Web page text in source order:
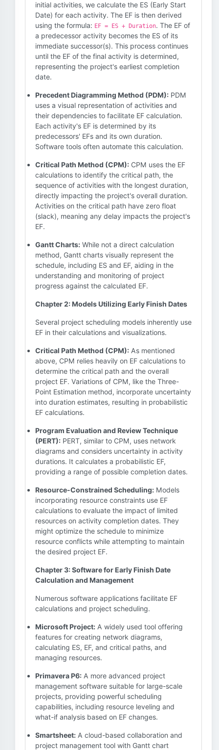
initial activities, we calculate the ES (Early Start
Date) for each activity. The EF is then derived
using the formula: EF = ES + Duration. The EF of
a predecessor activity becomes the ES of its
immediate successor(s). This process continues
until the EF of the final activity is determined,
representing the project's earliest completion
date.
Precedent Diagramming Method (PDM): PDM
uses a visual representation of activities and
their dependencies to facilitate EF calculation.
Each activity's EF is determined by its
predecessors' EFs and its own duration.
Software tools often automate this calculation.
Critical Path Method (CPM): CPM uses the EF
calculations to identify the critical path, the
sequence of activities with the longest duration,
directly impacting the project's overall duration.
Activities on the critical path have zero float
(slack), meaning any delay impacts the project's
EF.
Gantt Charts: While not a direct calculation
method, Gantt charts visually represent the
schedule, including ES and EF, aiding in the
understanding and monitoring of project
progress against the calculated EF.
Chapter 2: Models Utilizing Early Finish Dates
Several project scheduling models inherently use
EF in their calculations and visualizations.
Critical Path Method (CPM): As mentioned
above, CPM relies heavily on EF calculations to
determine the critical path and the overall
project EF. Variations of CPM, like the Three-
Point Estimation method, incorporate uncertainty
into duration estimates, resulting in probabilistic
EF calculations.
Program Evaluation and Review Technique
(PERT): PERT, similar to CPM, uses network
diagrams and considers uncertainty in activity
durations. It calculates a probabilistic EF,
providing a range of possible completion dates.
Resource-Constrained Scheduling: Models
incorporating resource constraints use EF
calculations to evaluate the impact of limited
resources on activity completion dates. They
might optimize the schedule to minimize
resource conflicts while attempting to maintain
the desired project EF.
Chapter 3: Software for Early Finish Date
Calculation and Management
Numerous software applications facilitate EF
calculations and project scheduling.
Microsoft Project: A widely used tool offering
features for creating network diagrams,
calculating ES, EF, and critical paths, and
managing resources.
Primavera P6: A more advanced project
management software suitable for large-scale
projects, providing powerful scheduling
capabilities, including resource leveling and
what-if analysis based on EF changes.
Smartsheet: A cloud-based collaboration and
project management tool with Gantt chart